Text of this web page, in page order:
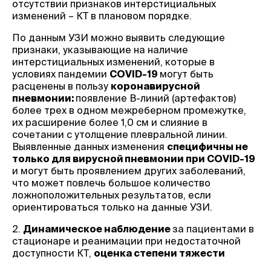
отсутствии признаков интерстициальных
изменений – КТ в плановом порядке.
По данным УЗИ можно выявить следующие
признаки, указывающие на наличие
интерстициальных изменений, которые в
условиях пандемии COVID-19 могут быть
расценены в пользу коронавирусной
пневмонии: появление В-линий (артефактов)
более трех в одном межреберном промежутке,
их расширение более 1,0 см и слияние в
сочетании с утолщение плевральной линии.
Выявленные данных изменения специфичны не
только для вирусной пневмонии при COVID-19
и могут быть проявлением других заболеваний,
что может повлечь большое количество
ложноположительных результатов, если
ориентироваться только на данные УЗИ.
2. Динамическое наблюдениеза пациентами в
стационаре и реанимации при недостаточной
доступности КТ, оценка степени тяжести